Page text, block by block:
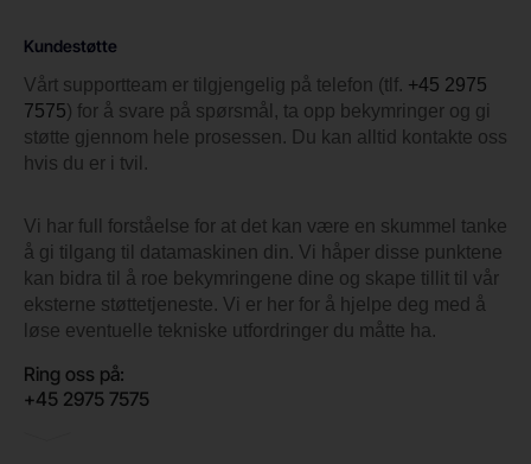
Kundestøtte
Vårt supportteam er tilgjengelig på telefon (tlf. +45 2975
7575) for å svare på spørsmål, ta opp bekymringer og gi
støtte gjennom hele prosessen. Du kan alltid kontakte oss
hvis du er i tvil.
Vi har full forståelse for at det kan være en skummel tanke
å gi tilgang til datamaskinen din. Vi håper disse punktene
kan bidra til å roe bekymringene dine og skape tillit til vår
eksterne støttetjeneste. Vi er her for å hjelpe deg med å
løse eventuelle tekniske utfordringer du måtte ha.
Ring oss på:
+45 2975 7575